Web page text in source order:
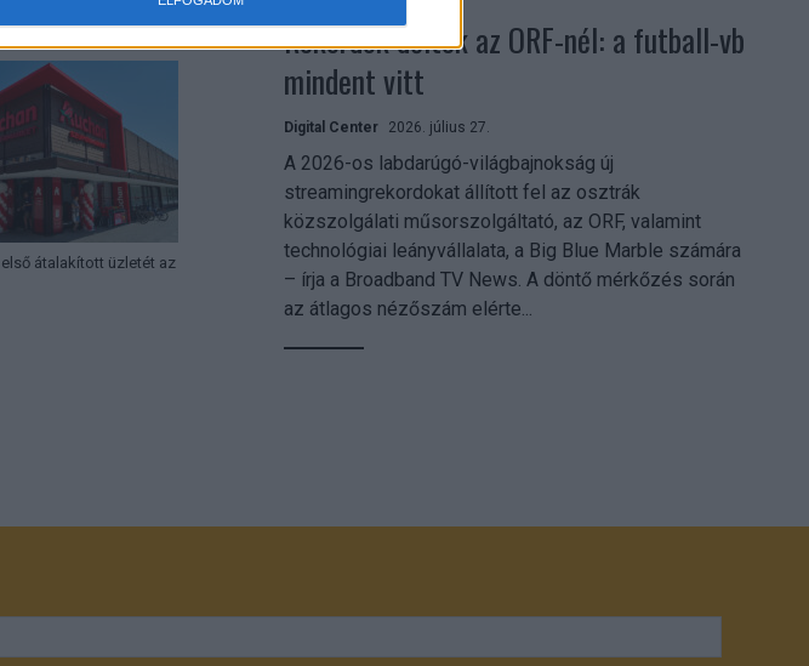
átalakított üzletét az
Rekordok dőltek az ORF-nél: a futball-vb
mindent vitt
Digital Center 2026. július 27.
A 2026-os labdarúgó-világbajnokság új
streamingrekordokat állított fel az osztrák
közszolgálati műsorszolgáltató, az ORF, valamint
technológiai leányvállalata, a Big Blue Marble számára
– írja a Broadband TV News. A döntő mérkőzés során
az átlagos nézőszám elérte...